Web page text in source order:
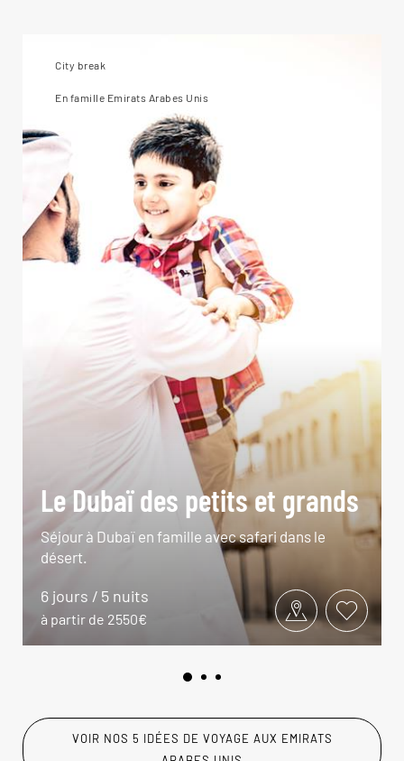
City break
En famille Emirats Arabes Unis
Le Dubaï des petits et grands
Séjour à Dubaï en famille avec safari dans le
désert.
6 jours / 5 nuits
à partir de 2550€
VOIR NOS 5 IDÉES DE VOYAGE AUX EMIRATS